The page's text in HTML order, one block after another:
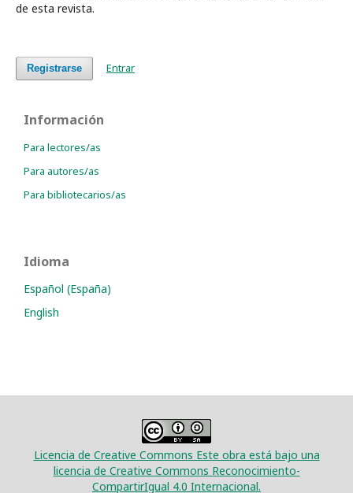
de esta revista.
Registrarse Entrar
Información
Para lectores/as
Para autores/as
Para bibliotecarios/as
Idioma
Español (España)
English
Licencia de Creative Commons Este obra está bajo una
licencia de Creative Commons Reconocimiento-
CompartirIgual 4.0 Internacional.